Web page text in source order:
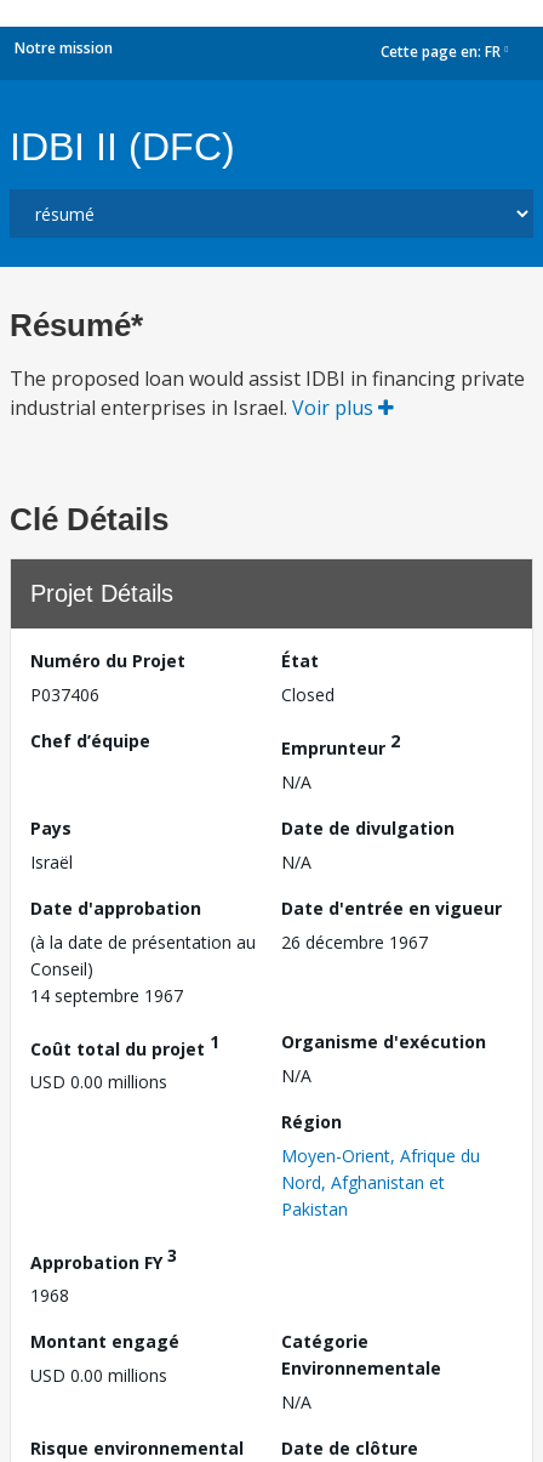
Notre mission Cette page en: FR
IDBI II (DFC)
Résumé*
The proposed loan would assist IDBI in financing private
industrial enterprises in Israel. Voir plus
Clé Détails
Projet Détails
Numéro du Projet
P037406
État
Closed
Chef d’équipe
Emprunteur 2
N/A
Pays
Israël
Date de divulgation
N/A
Date d'approbation
(à la date de présentation au
Conseil)
14 septembre 1967
Date d'entrée en vigueur
26 décembre 1967
Coût total du projet 1
USD 0.00 millions
Organisme d'exécution
N/A
Région
Moyen-Orient, Afrique du
Nord, Afghanistan et
Pakistan
Approbation FY3
1968
Montant engagé
USD 0.00 millions
Catégorie
Environnementale
N/A
Risque environnemental
Date de clôture